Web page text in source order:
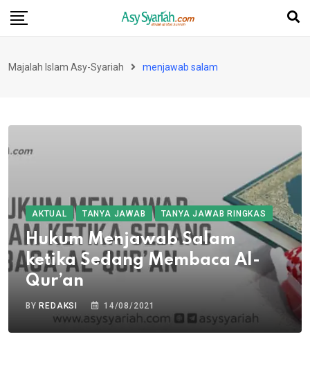
Skip
Majalah Islam Asy-Syariah menjawab salam
AKTUAL TANYA JAWAB TANYA JAWAB RINGKAS
Hukum Menjawab Salam
ketika Sedang Membaca Al-
Qur’an
BYREDAKSI 14/08/2021